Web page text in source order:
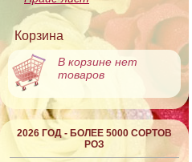
Корзина
В корзине нет
товаров
2026 ГОД - БОЛЕЕ 5000 СОРТОВ
РОЗ